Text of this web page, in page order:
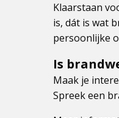
Klaarstaan
is, dát is wat
persoonlijke
Is
Maak je
Spreek een